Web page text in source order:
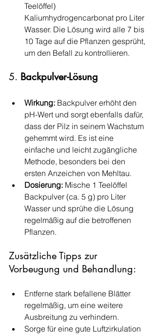
Teelöffel)
Kaliumhydrogencarbonat pro Liter
Wasser. Die Lösung wird alle 7 bis
10 Tage auf die Pflanzen gesprüht,
um den Befall zu kontrollieren.
5. Backpulver-Lösung
Wirkung: Backpulver erhöht den
pH-Wert und sorgt ebenfalls dafür,
dass der Pilz in seinem Wachstum
gehemmt wird. Es ist eine
einfache und leicht zugängliche
Methode, besonders bei den
ersten Anzeichen von Mehltau.
Dosierung: Mische 1 Teelöffel
Backpulver (ca. 5 g) pro Liter
Wasser und sprühe die Lösung
regelmäßig auf die betroffenen
Pflanzen.
Zusätzliche Tipps zur
Vorbeugung und Behandlung:
Entferne stark befallene Blätter
regelmäßig, um eine weitere
Ausbreitung zu verhindern.
Sorge für eine gute Luftzirkulation